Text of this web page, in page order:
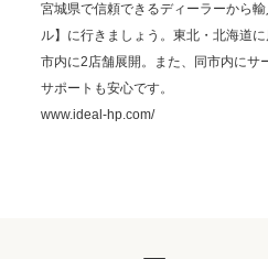
宮城県で信頼できるディーラーから
ル】に行きましょう。東北・北海道
市内に2店舗展開。また、同市内にサ
サポートも安心です。
www.ideal-hp.com/